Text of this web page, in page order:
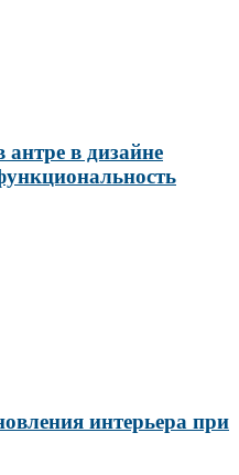
антре в дизайне
интерьера при